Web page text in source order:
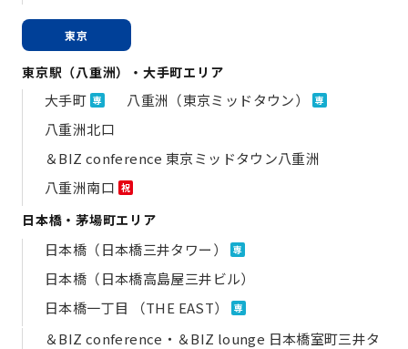
東京
東京駅（八重洲）・大手町エリア
大手町 専 八重洲（東京ミッドタウン） 専
八重洲北口
＆BIZ conference 東京ミッドタウン八重洲
八重洲南口 祝
日本橋・茅場町エリア
日本橋（日本橋三井タワー） 専
日本橋（日本橋高島屋三井ビル）
日本橋一丁目 （THE EAST）
専
＆BIZ conference・＆BIZ lounge 日本橋室町三井タ